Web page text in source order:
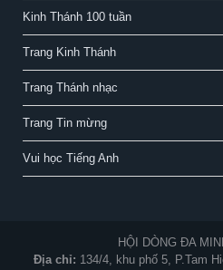
Kinh Thánh 100 tuần
Trang Kinh Thánh
Trang Thánh nhạc
Trang Tin mừng
Vui học Tiếng Anh
HỘI DÒNG ĐA
Địa chỉ: 134/4, khu phố 5, P.Tam